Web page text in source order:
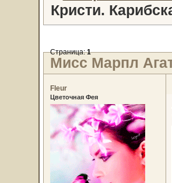
Кристи.
Мисс Марпл
Страница:1
Fleur
Цветочная Фея